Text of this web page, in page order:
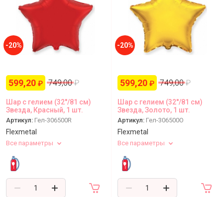
-20%
599,20 ₽ 749,00 ₽
Шар с гелием (32''/81 см)
Звезда, Красный, 1 шт.
Артикул: Гел-306500R
Flexmetal
Все параметры
-20%
599,20 ₽ 749,00 ₽
Шар с гелием (32''/81 см)
Звезда, Золото, 1 шт.
Артикул: Гел-306500O
Flexmetal
Все параметры